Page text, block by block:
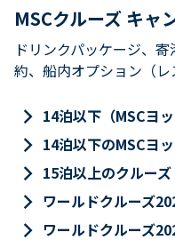
MSCクルーズ キャ
ドリンクパッケージ、
約、船内オプション（レ
keyboard_arrow_right 14泊以下（MSCヨ
keyboard_arrow_right 14泊以下のMSCヨ
keyboard_arrow_right 15泊以上のクルーズ
keyboard_arrow_right ワールドクルーズ
keyboard_arrow_right ワールドクルーズ